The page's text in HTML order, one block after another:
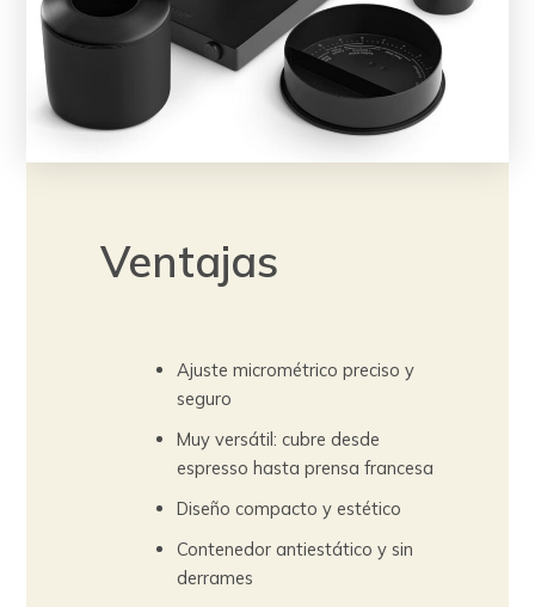
Ventajas
Ajuste micrométrico preciso y
seguro
Muy versátil: cubre desde
espresso hasta prensa francesa
Diseño compacto y estético
Contenedor antiestático y sin
derrames